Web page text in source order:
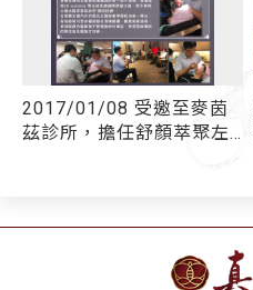
2017/01/08 受邀至麥茵
茲診所，擔任舒顏萃聚左